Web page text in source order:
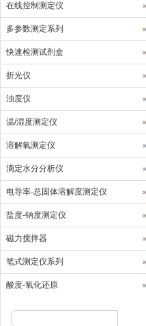
在线控制测定仪
多参数测定系列
快速检测试剂盒
折光仪
浊度仪
温/湿度测定仪
溶解氧测定仪
滴定水分分析仪
电导率-总固体溶解度测定仪
盐度-钠度测定仪
磁力搅拌器
笔式测定仪系列
酸度-氧化还原